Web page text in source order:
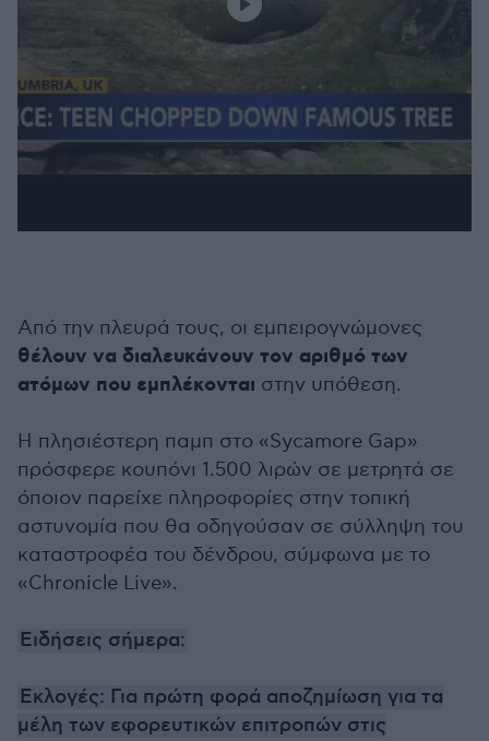
Από την πλευρά τους, οι εμπειρογνώμονες
θέλουν να διαλευκάνουν τον αριθμό των
ατόμων που εμπλέκονται στην υπόθεση.
Η πλησιέστερη παμπ στο «Sycamore Gap»
πρόσφερε κουπόνι 1.500 λιρών σε μετρητά σε
όποιον παρείχε πληροφορίες στην τοπική
αστυνομία που θα οδηγούσαν σε σύλληψη του
καταστροφέα του δένδρου, σύμφωνα με το
«Chronicle Live».
Ειδήσεις σήμερα:
Εκλογές: Για πρώτη φορά αποζημίωση για τα
μέλη των εφορευτικών επιτροπών στις